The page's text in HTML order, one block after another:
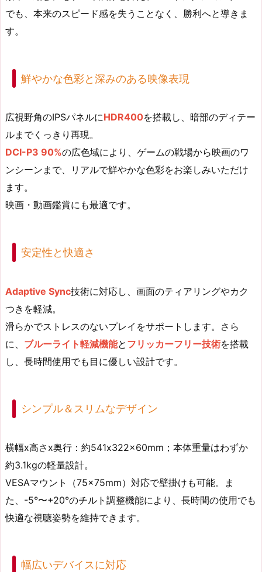
でも、本来のスピード感を失うことなく、勝利へと導きま
す。
鮮やかな色彩と深みのある映像表現
広視野角のIPSパネルにHDR400を搭載し、暗部のディテー
ルまでくっきり再現。
DCI-P3 90%の広色域により、ゲームの戦場から映画のワ
ンシーンまで、リアルで鮮やかな色彩をお楽しみいただけ
ます。
映画・動画鑑賞にも最適です。
安定性と快適さ
Adaptive Sync技術に対応し、画面のティアリングやカク
つきを軽減。
滑らかでストレスのないプレイをサポートします。さら
に、 ブルーライト軽減機能と フリッカーフリー技術を搭載
し、長時間使用でも目に優しい設計です。
シンプル＆スリムなデザイン
横幅x高さx奥行：約541x322x60mm；本体重量はわずか
約3.1kgの軽量設計。
VESAマウント（75×75mm）対応で壁掛けも可能。ま
た、-5°〜+20°のチルト調整機能により、長時間の使用でも
快適な視聴姿勢を維持できます。
幅広いデバイスに対応